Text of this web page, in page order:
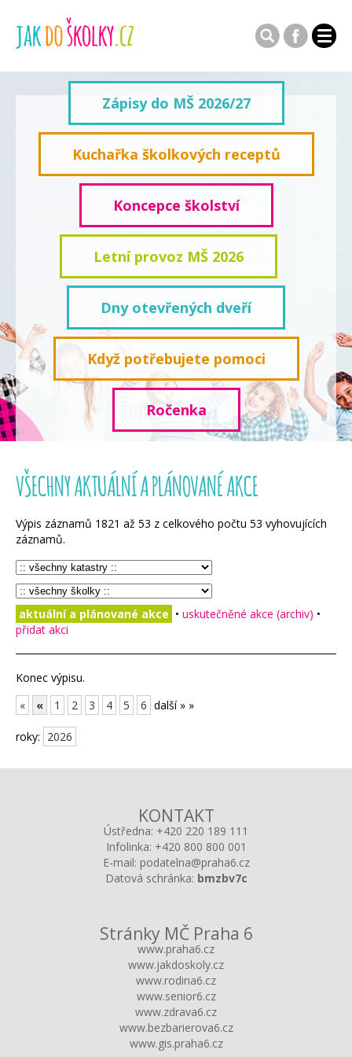
Zápisy do MŠ 2026/27
Kuchařka školkových receptů
Koncepce školství
Letní provoz MŠ 2026
Dny otevřených dveří
Když potřebujete pomoci
Ročenka
VŠECHNY AKTUÁLNÍ A PLÁNOVANÉ AKCE
Výpis záznamů 1821 až 53 z celkového počtu 53 vyhovujících
záznamů.
aktuální a plánované akce • uskutečněné akce (archiv) •
přidat akci
Konec výpisu.
«
« 1 2 3 4 5 6 další » »
roky: 2026
KONTAKT
Ústředna: +420 220 189 111
Infolinka: +420 800 800 001
E-mail: podatelna@praha6.cz
Datová schránka: bmzbv7c
Stránky MČ Praha 6
www.praha6.cz
www.jakdoskoly.cz
www.rodina6.cz
www.senior6.cz
www.zdrava6.cz
www.bezbarierova6.cz
www.gis.praha6.cz